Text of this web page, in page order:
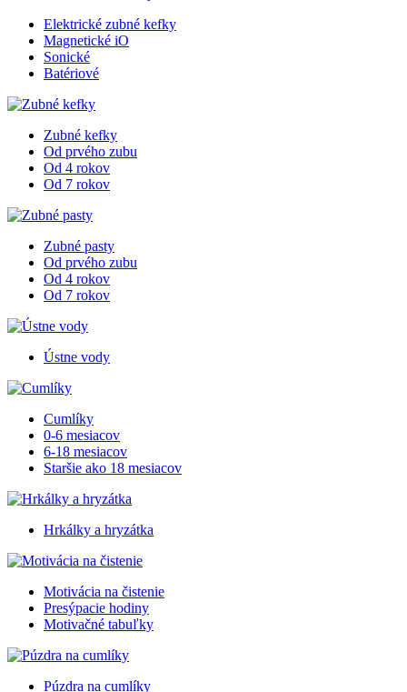
Elektrické zubné kefky
Magnetické iO
Sonické
Batériové
Zubné kefky
Od prvého zubu
Od 4 rokov
Od 7 rokov
Zubné pasty
Od prvého zubu
Od 4 rokov
Od 7 rokov
Ústne vody
Cumlíky
0-6 mesiacov
6-18 mesiacov
Staršie ako 18 mesiacov
Hrkálky a hryzátka
Motivácia na čistenie
Presýpacie hodiny
Motivačné tabuľky
Púzdra na cumlíky